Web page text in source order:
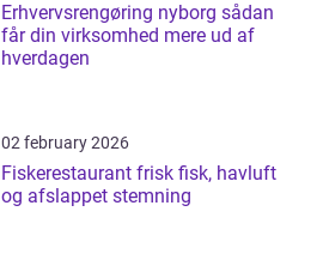
Erhvervsrengøring nyborg sådan
får din virksomhed mere ud af
hverdagen
02 february 2026
Fiskerestaurant frisk fisk, havluft
og afslappet stemning